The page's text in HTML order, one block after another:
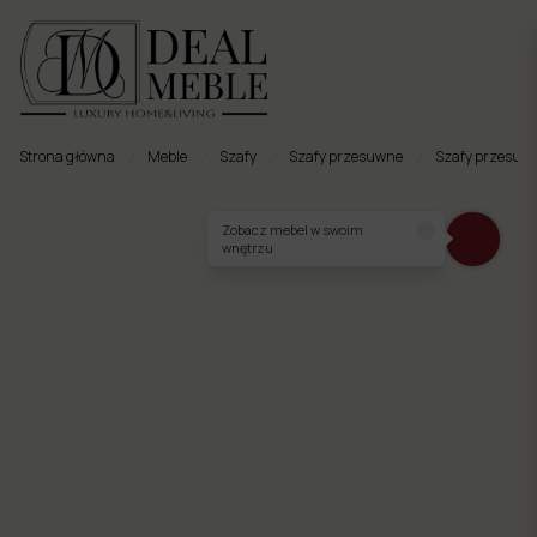
Strona główna Meble Szafy Szafy przesuwne Szafy
Zobacz mebel w swoim
wnętrzu